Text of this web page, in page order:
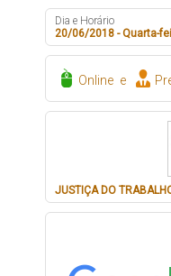
Dia e Horário
20/06/2018 - Quarta-
Online e
JUSTIÇA DO